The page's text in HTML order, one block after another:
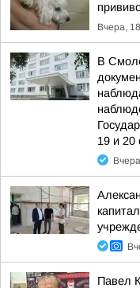
Вчера,
В
19 и 20
Павел